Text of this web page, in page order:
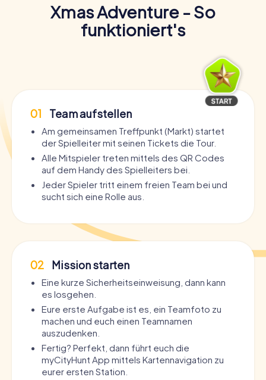
Xmas Adventure - So
funktioniert's
01 Team aufstellen
Am gemeinsamen Treffpunkt (Markt) startet
der Spielleiter mit seinen Tickets die Tour.
Alle Mitspieler treten mittels des QR Codes
auf dem Handy des Spielleiters bei.
Jeder Spieler tritt einem freien Team bei und
sucht sich eine Rolle aus.
02 Mission starten
Eine kurze Sicherheitseinweisung, dann kann
es losgehen.
Eure erste Aufgabe ist es, ein Teamfoto zu
machen und euch einen Teamnamen
auszudenken.
Fertig? Perfekt, dann führt euch die
myCityHunt App mittels Kartennavigation zu
eurer ersten Station.